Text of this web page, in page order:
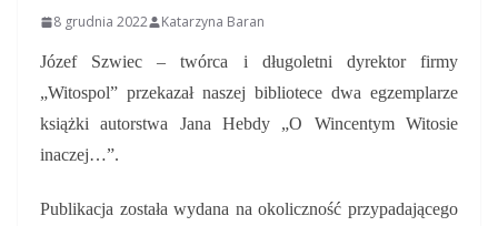
8 grudnia 2022 Katarzyna Baran
Józef Szwiec – twórca i długoletni dyrektor firmy
„Witospol” przekazał naszej bibliotece dwa egzemplarze
książki autorstwa Jana Hebdy „O Wincentym Witosie
inaczej…”.
Publikacja została wydana na okoliczność przypadającego